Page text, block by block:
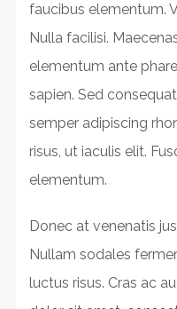
faucibus elementum.
Nulla facilisi.
elementum ante
sapien. Sed
semper adipiscing
risus, ut iaculis elit.
elementum.
Donec at venenatis
Nullam sodales
luctus risus. Cras ac